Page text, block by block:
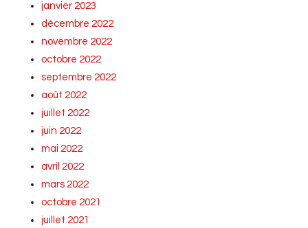
janvier 2023
décembre 2022
novembre 2022
octobre 2022
septembre 2022
août 2022
juillet 2022
juin 2022
mai 2022
avril 2022
mars 2022
octobre 2021
juillet 2021